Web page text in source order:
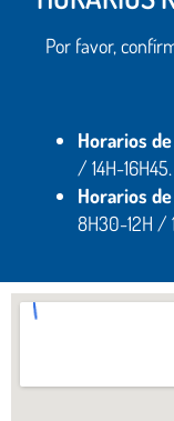
Por favor,
Horarios
/ 14H-16H45.
Horarios
8H30-12H /